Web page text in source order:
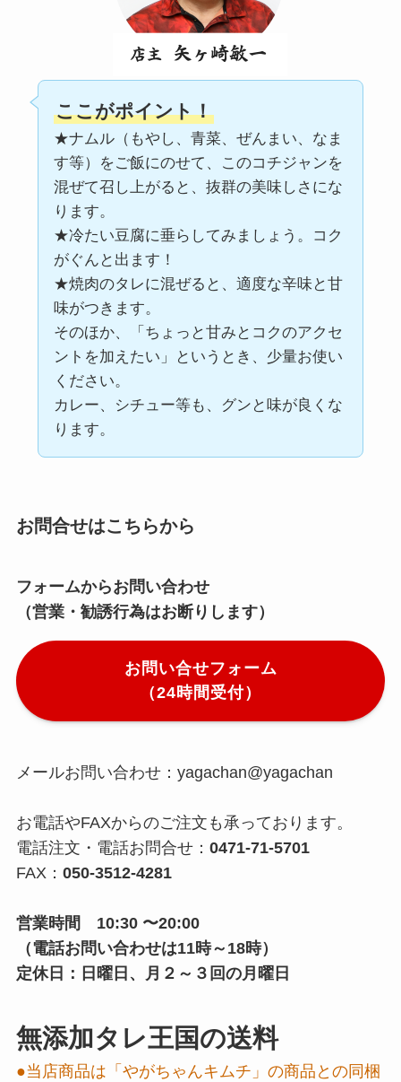
ここがポイント！
★ナムル（もやし、青菜、ぜんまい、なま
す等）をご飯にのせて、このコチジャンを
混ぜて召し上がると、抜群の美味しさにな
ります。
★冷たい豆腐に垂らしてみましょう。コク
がぐんと出ます！
★焼肉のタレに混ぜると、適度な辛味と甘
味がつきます。
そのほか、「ちょっと甘みとコクのアクセ
ントを加えたい」というとき、少量お使い
ください。
カレー、シチュー等も、グンと味が良くな
ります。
お問合せはこちらから
フォームからお問い合わせ
（営業・勧誘行為はお断りします）
お問い合せフォーム
（24時間受付）
メールお問い合わせ：yagachan@yagachan
お電話やFAXからのご注文も承っております。
電話注文・電話お問合せ： 0471-71-5701
FAX： 050-3512-4281
営業時間 10:30 〜20:00
（電話お問い合わせは11時～18時）
定休日：日曜日、月２～３回の月曜日
無添加タレ王国の送料
●当店商品は「やがちゃんキムチ」の商品との同梱